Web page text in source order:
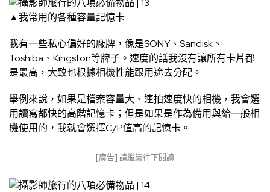
▲我常用的各種容量記憶卡
我有一些私心偏好的廠牌，像是SONY、Sandisk、
Toshiba、Kingston等牌子。速度的話我沒有讓所有卡片都
是最高，大致也根據相機性能跟用途去分配。
舉例來說，如果是檔案容量大、連拍速度快的相機，我會選
用讀寫都快的高階記憶卡；但是如果是作為備用與給一般相
機使用的，我就會選擇C/P值高的記憶卡。
[廣告] 請繼續往下閱讀